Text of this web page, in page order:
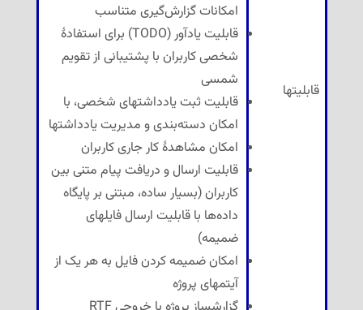
قابلیتها
امکانات گزارش‌گیری متناسب
قابلیت یادآور (TODO) برای استفادهٔ
شخصی کاربران با پشتیبانی از تقویم
شمسی
قابلیت ثبت یادداشتهای شخصی، با
امکان دسته‌بندی و مدیریت یادداشتها
امکان مشاهدهٔ کار جاری کاربران
قابلیت ارسال و دریافت پیام متنی بین
کاربران (بسیار ساده، مبتنی بر پایگاه
داده‌ها با قابلیت ارسال فایلهای
ضمیمه)
امکان ضمیمه کردن فایل به هر یک از
آیتمهای پروژه